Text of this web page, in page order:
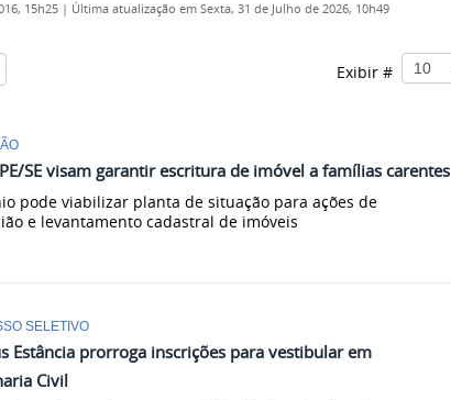
15h25 | Última atualização em Sexta, 31 de Julho de 2026, 10h49
Exibir #
SE visam garantir escritura de imóvel a famílias carentes
pode viabilizar planta de situação para ações de
e levantamento cadastral de imóveis
SELETIVO
Estância prorroga inscrições para vestibular em
Civil